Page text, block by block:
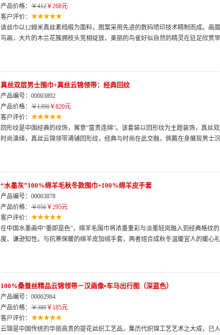
产品价格： ￥412￥268元
客户评价：
该丝巾以12姆米真丝素绉缎为面料，图案采用先进的数码喷印技术精制而成。画
鸟画，大片的木兰花簇拥枝头竞相绽放，美丽的鸟雀好似自然的精灵在驻足欣赏早
真丝双层男士围巾+真丝云锦领带：经典回纹
产品编号：00003892
产品价格： ￥1390￥820元
客户评价：
回形纹是中国经典的纹饰，寓意“富贵连绵”。该套装以回形纹为主题装饰，真丝
时尚演绎，真丝云锦领带满铺回形纹，经典与时尚在此交融，佩戴在身展现男士沉
“水墨灰”100%绵羊毛秋冬款围巾+100%绵羊皮手套
产品编号：00003878
产品价格： ￥956￥295元
客户评价：
在中国水墨画中“墨即是色”，绵羊毛围巾将浓墨重彩与淡墨轻岚融入到经典格纹
度、谦逊知性。与抗寒保暖的绵羊皮加绒手套，两者组合成秋冬温暖宜人的暖心礼
100%桑蚕丝精品云锦领带－汉画像•车马出行图（深蓝色）
产品编号：00002984
产品价格： ￥380￥185元
客户评价：
云锦是中国传统的华丽高贵的提花丝织工艺品，集历代织锦工艺艺术之大成，已